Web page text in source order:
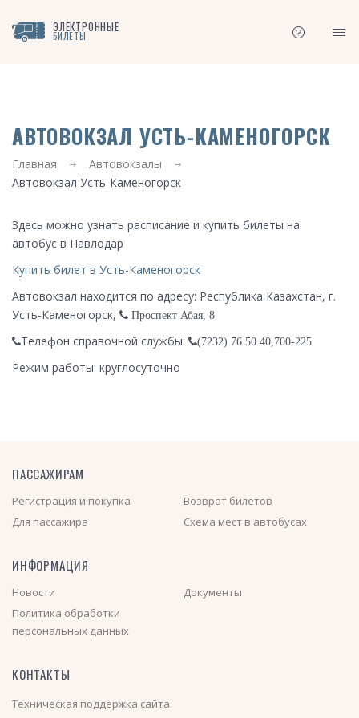
ЭЛЕКТРОННЫЕ
БИЛЕТЫ
АВТОВОКЗАЛ УСТЬ-КАМЕНОГОРСК
Главная
Автовокзалы
Автовокзал Усть-Каменогорск
Здесь можно узнать расписание и купить билеты на
автобус в Павлодар
Купить билет в Усть-Каменогорск
Автовокзал находится по адресу: Республика Казахстан, г.
Усть-Каменогорск,
Проспект Абая, 8
Телефон справочной службы: (7232) 76 50 40,700-225
Режим работы: круглосуточно
ПАССАЖИРАМ
Регистрация и покупка
Возврат билетов
Для пассажира
Схема мест в автобусах
ИНФОРМАЦИЯ
Новости
Документы
Политика обработки
персональных данных
КОНТАКТЫ
Техническая поддержка сайта: